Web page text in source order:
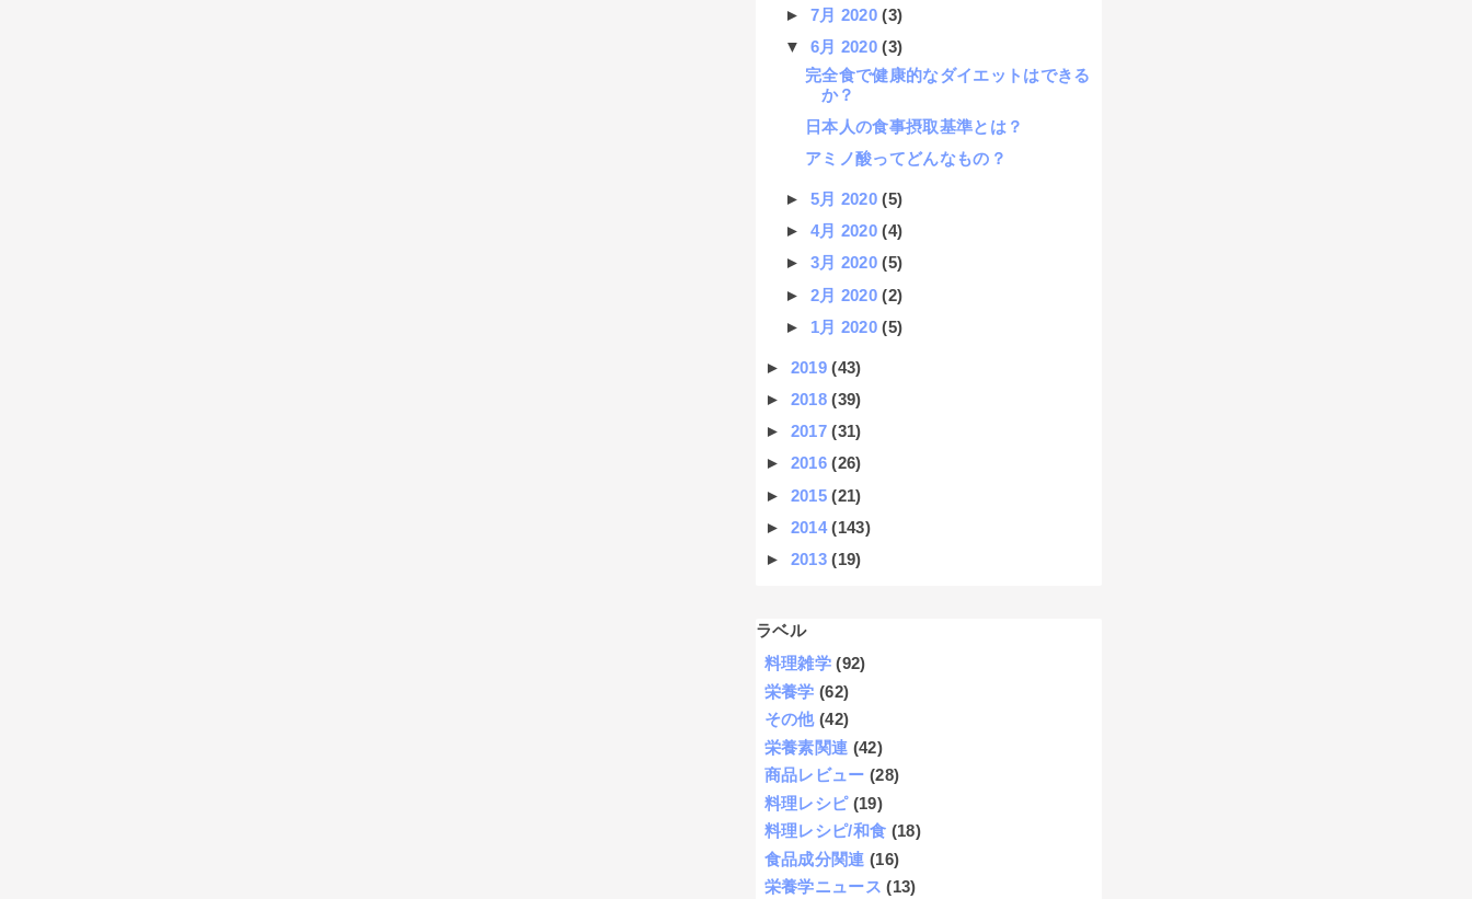
► 7月 2020(3)
▼ 6月 2020(3)
完全食で健康的なダイエットはできる
か？
日本人の食事摂取基準とは？
アミノ酸ってどんなもの？
► 5月 2020(5)
► 4月 2020(4)
► 3月 2020(5)
► 2月 2020(2)
► 1月 2020(5)
► 2019(43)
► 2018(39)
► 2017(31)
► 2016(26)
► 2015(21)
► 2014(143)
► 2013(19)
ラベル
料理雑学 (92)
栄養学 (62)
その他 (42)
栄養素関連 (42)
商品レビュー (28)
料理レシピ (19)
料理レシピ/和食 (18)
食品成分関連 (16)
栄養学ニュース (13)